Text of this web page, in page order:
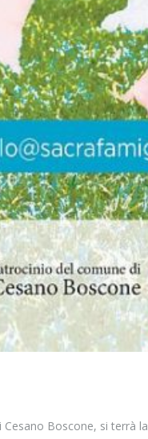
Boscone, si terrà la